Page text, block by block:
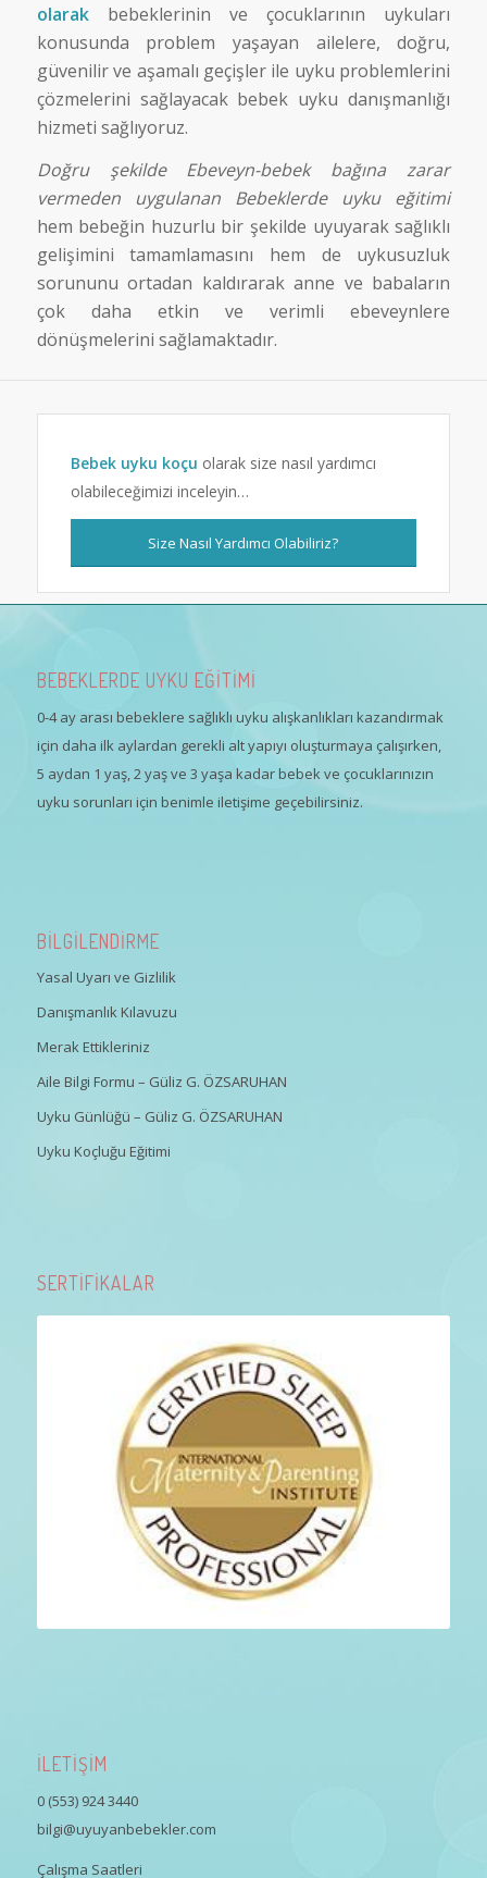
olarakbebeklerinin ve çocuklarının uykuları
konusunda problem yaşayan ailelere, doğru,
güvenilir ve aşamalı geçişler ile uyku problemlerini
çözmelerini sağlayacak bebek uyku danışmanlığı
hizmeti sağlıyoruz.
Doğru şekilde Ebeveyn-bebek bağına zarar
vermeden uygulanan Bebeklerde uyku eğitimi
hem bebeğin huzurlu bir şekilde uyuyarak sağlıklı
gelişimini tamamlamasını hem de uykusuzluk
sorununu ortadan kaldırarak anne ve babaların
çok daha etkin ve verimli ebeveynlere
dönüşmelerini sağlamaktadır.
Bebek uyku koçu olarak size nasıl yardımcı
olabileceğimizi inceleyin…
Size Nasıl Yardımcı Olabiliriz?
BEBEKLERDE UYKU EĞİTİMİ
0-4 ay arası bebeklere sağlıklı uyku alışkanlıkları kazandırmak
için daha ilk aylardan gerekli alt yapıyı oluşturmaya çalışırken,
5 aydan 1 yaş, 2 yaş ve 3 yaşa kadar bebek ve çocuklarınızın
uyku sorunları için benimle iletişime geçebilirsiniz.
BİLGİLENDİRME
Yasal Uyarı ve Gizlilik
Danışmanlık Kılavuzu
Merak Ettikleriniz
Aile Bilgi Formu – Güliz G. ÖZSARUHAN
Uyku Günlüğü – Güliz G. ÖZSARUHAN
Uyku Koçluğu Eğitimi
SERTİFİKALAR
İLETİŞİM
0 (553) 924 3440
bilgi@uyuyanbebekler.com
Çalışma Saatleri